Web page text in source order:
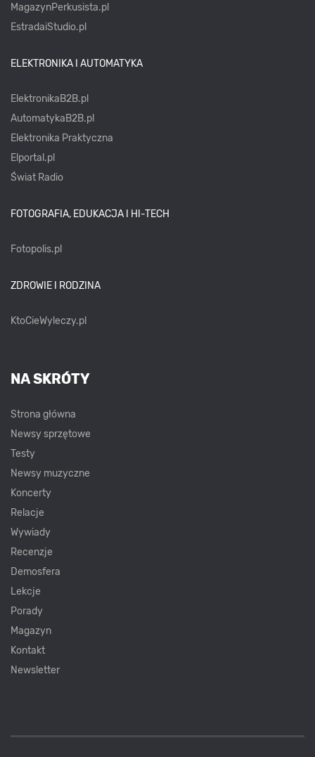
MagazynPerkusista.pl
EstradaiStudio.pl
ELEKTRONIKA I AUTOMATYKA
ElektronikaB2B.pl
AutomatykaB2B.pl
Elektronika Praktyczna
Elportal.pl
Świat Radio
FOTOGRAFIA, EDUKACJA I HI-TECH
Fotopolis.pl
ZDROWIE I RODZINA
KtoCieWyleczy.pl
NA SKRÓTY
Strona główna
Newsy sprzętowe
Testy
Newsy muzyczne
Koncerty
Relacje
Wywiady
Recenzje
Demosfera
Lekcje
Porady
Magazyn
Kontakt
Newsletter